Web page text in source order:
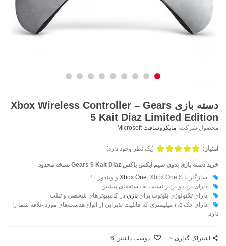
دسته بازی Xbox Wireless Controller – Gears
5 Kait Diaz Limited Edition
محصول شرکت: مایکروسافت Microsoft
امتیاز: (یک نظر وجود دارد)
خرید دسته بازی بدون سیم ایکس باکس Gears 5 Kait Diaz نسخه محدود
سازگار با
Xbox One , Xbox One S و ویندوز ۱۰
دارای برد دو برابر نسبت به دسته‌های پیشین
دارای تکنولوژی بلوتوث برایبازی در کامپیوترهای شخصی و تبلت
دارای جک ۳٫۵ میلیمتری که قابلیت پذیرایی از انواع هدست‌های مورد علاقه شما را
دارد.
اشتراک گذاری دوست داشتن 6